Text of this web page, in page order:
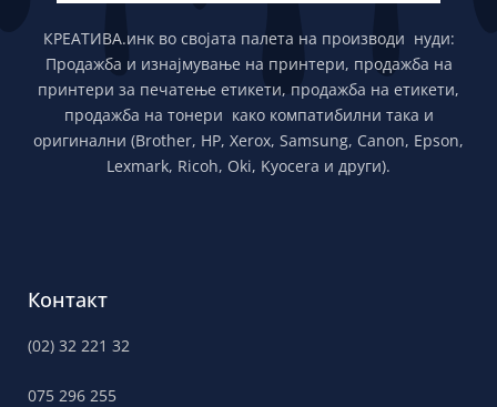
КРЕАТИВА.инк во својата палета на производи нуди:
Продажба и изнајмување на принтери, продажба на
принтери за печатење етикети, продажба на етикети,
продажба на тонери како компатибилни така и
оригинални (Brother, HP, Xerox, Samsung, Canon, Epson,
Lexmark, Ricoh, Oki, Kyocera и други).
Контакт
(02) 32 221 32
075 296 255